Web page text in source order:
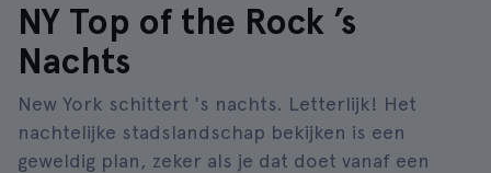
NY Top of the Rock ’s
Nachts
New York schittert 's nachts. Letterlijk! Het
nachtelijke stadslandschap bekijken is een
geweldig plan, zeker als je dat doet vanaf een